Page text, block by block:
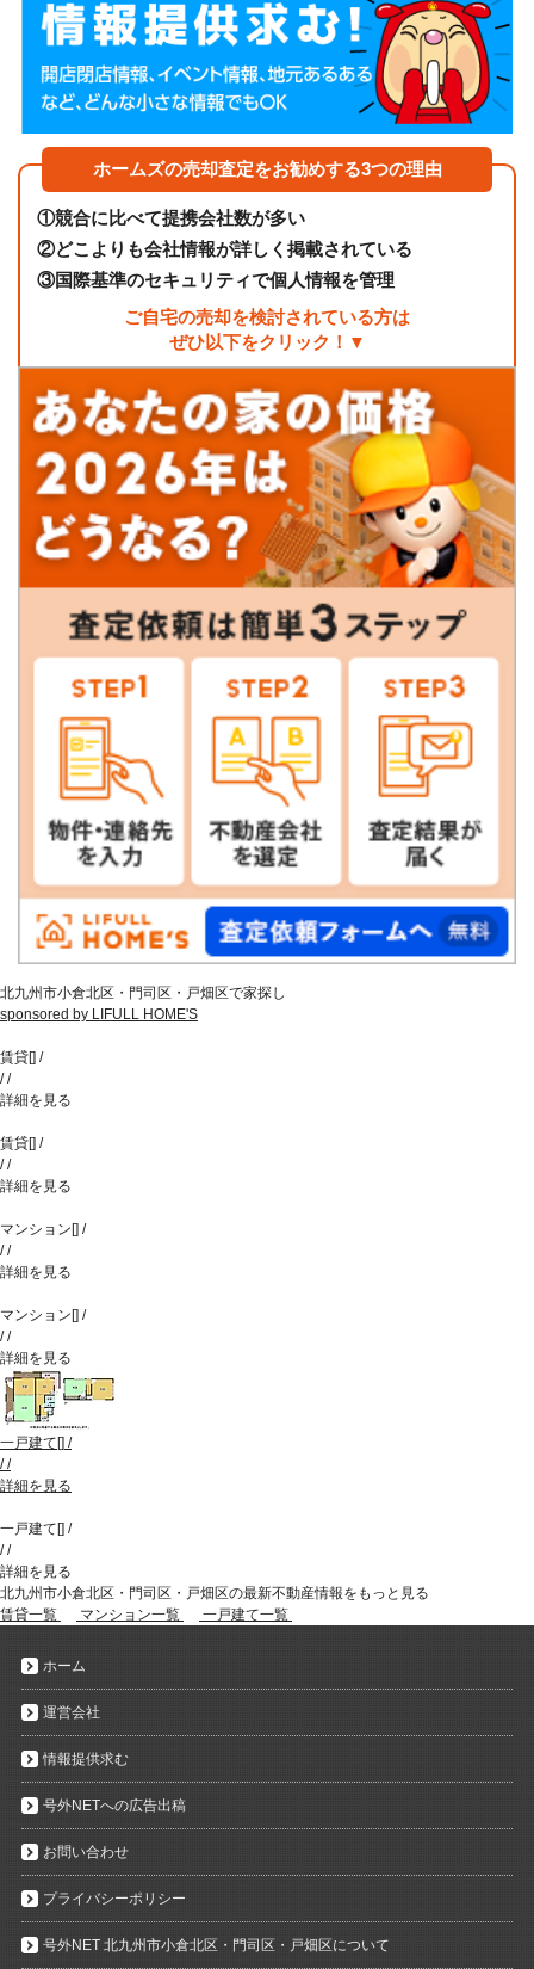
ホームズの売却査定をお勧めする3つの理由
①競合に比べて提携会社数が多い
②どこよりも会社情報が詳しく掲載されている
③国際基準のセキュリティで個人情報を管理
ご自宅の売却を検討されている方は
ぜひ以下をクリック！▼
北九州市小倉北区・門司区・戸畑区で家探し
sponsored by LIFULL HOME'S
賃貸[] /
//
詳細を見る
賃貸[] /
//
詳細を見る
マンション [] /
//
詳細を見る
マンション [] /
//
詳細を見る
一戸建て [] /
//
詳細を見る
一戸建て [] /
//
詳細を見る
北九州市小倉北区・門司区・戸畑区の最新不動産情報をもっと見る
賃貸一覧
マンション一覧 一戸建て一覧
ホーム
運営会社
情報提供求む
号外NETへの広告出稿
お問い合わせ
プライバシーポリシー
号外NET 北九州市小倉北区・門司区・戸畑区について